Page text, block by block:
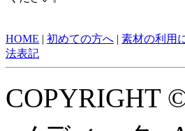
HOME | 初めての方へ | 素材の利用
法表記
COPYRIGHT